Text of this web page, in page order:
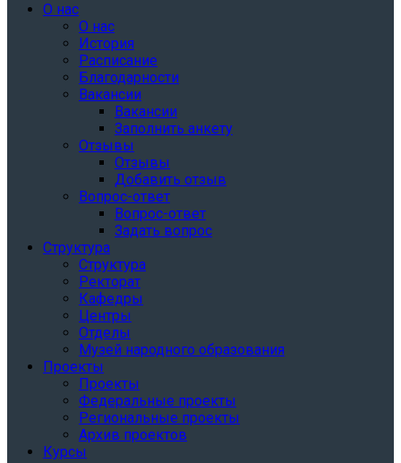
О нас
О нас
История
Расписание
Благодарности
Вакансии
Вакансии
Заполнить анкету
Отзывы
Отзывы
Добавить отзыв
Вопрос-ответ
Вопрос-ответ
Задать вопрос
Структура
Структура
Ректорат
Кафедры
Центры
Отделы
Музей народного образования
Проекты
Проекты
Федеральные проекты
Региональные проекты
Архив проектов
Курсы